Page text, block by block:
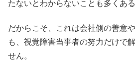
たないとわからないことも多くあ
だからこそ、これは会社側の善意
も、視覚障害当事者の努力だけで
せん。